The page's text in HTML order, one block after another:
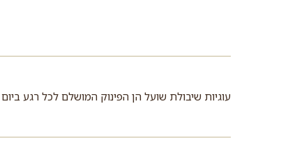
עוגיות שיבולת שועל הן הפינוק המושלם לכל רגע